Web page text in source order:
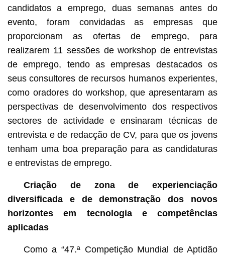
candidatos a emprego, duas semanas antes do
evento, foram convidadas as empresas que
proporcionam as ofertas de emprego, para
realizarem 11 sessões de workshop de entrevistas
de emprego, tendo as empresas destacados os
seus consultores de recursos humanos experientes,
como oradores do workshop, que apresentaram as
perspectivas de desenvolvimento dos respectivos
sectores de actividade e ensinaram técnicas de
entrevista e de redacção de CV, para que os jovens
tenham uma boa preparação para as candidaturas
e entrevistas de emprego.
Criação de zona de experienciação
diversificada e de demonstração dos novos
horizontes em tecnologia e competências
aplicadas
Como a “47.ª Competição Mundial de Aptidão